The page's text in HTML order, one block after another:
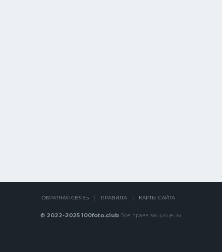
ОБРАТНАЯ СВЯЗЬ ПРАВИЛА КАРТЫ САЙТА
© 2022-2025 100foto.clubВсе права защищены.